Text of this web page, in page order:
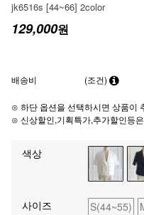
jk6516s [44~66] 2color
129,000원
배송비 (조건)
⊙ 하단 옵션을 선택하시면 상품이
⊙ 신상할인,기획특가,추가할인등
색상
사이즈 S(44~55)